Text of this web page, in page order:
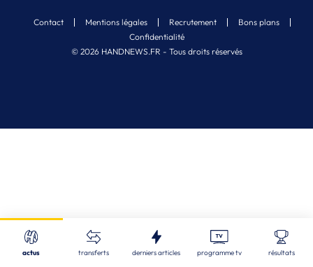
Recherche
© 2026 HANDNEWS.FR - Tous droits réservés
Contact Mentions légales Recrutement
Bons plans
Confidentialité
actus transferts derniers articles programme tv résultats
Nos derniers articles
ALL | 08/08/2026